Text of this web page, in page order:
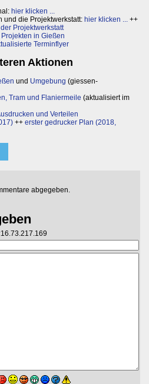
hier klicken ...
und die Projektwerkstatt: hier klicken ... ++
Projektwerkstatt
in Gießen
Terminflyer
Aktionen
und Umgebung (giessen-
Tram und Flaniermeile (aktualisiert im
und Verteilen
++ erster gedrucker Plan (2018,
abgegeben.